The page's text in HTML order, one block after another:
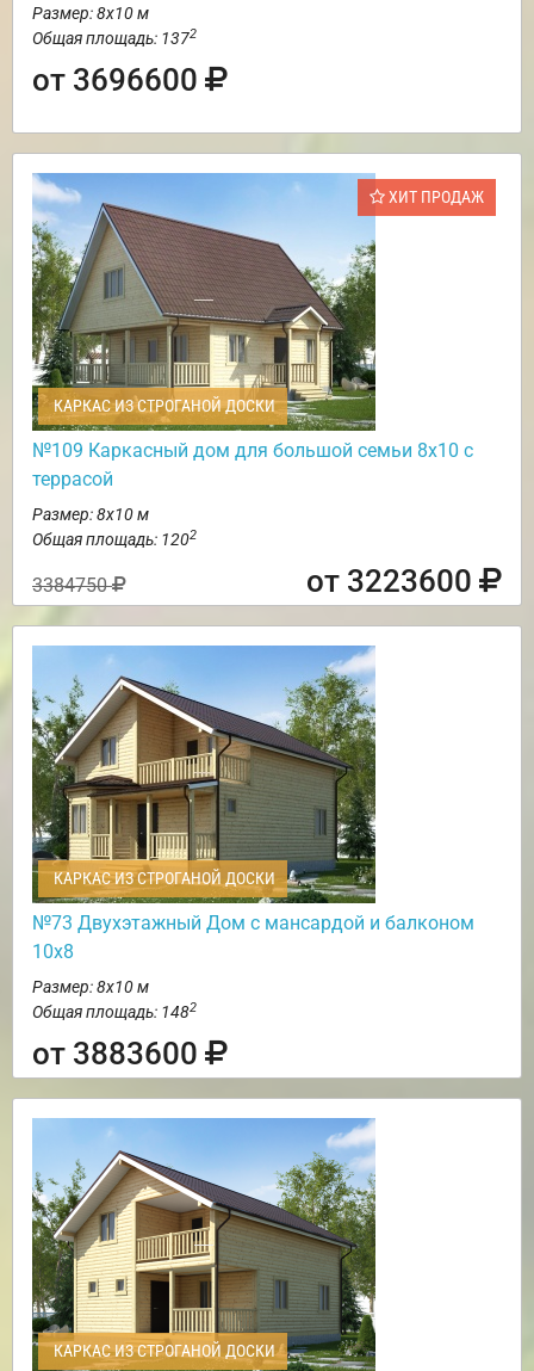
Размер: 8х10 м
Общая площадь: 1372
от 3696600
ХИТ ПРОДАЖ
КАРКАС ИЗ СТРОГАНОЙ ДОСКИ
№109 Каркасный дом для большой семьи 8х10 с
террасой
Размер: 8х10 м
Общая площадь: 1202
3384750 от 3223600
КАРКАС ИЗ СТРОГАНОЙ ДОСКИ
№73 Двухэтажный Дом с мансардой и балконом
10х8
Размер: 8х10 м
Общая площадь: 1482
от 3883600
КАРКАС ИЗ СТРОГАНОЙ ДОСКИ